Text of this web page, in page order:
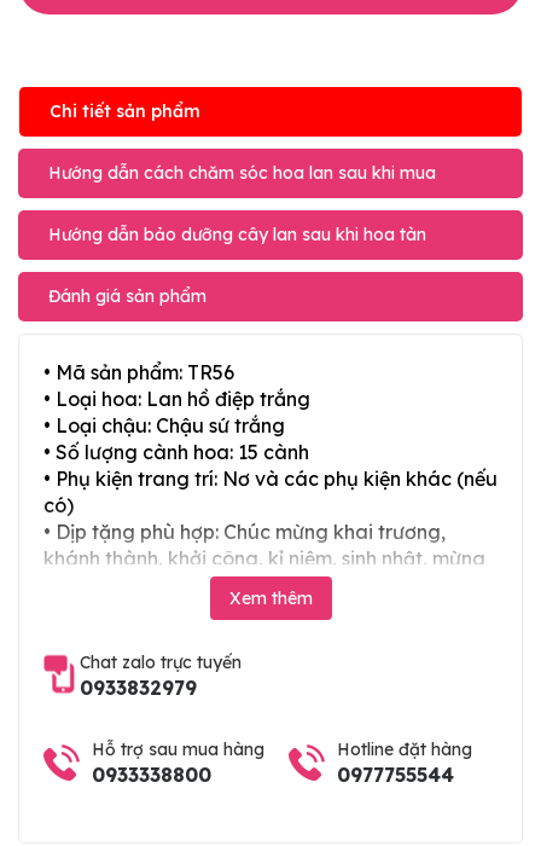
Chi tiết sản phẩm
Hướng dẫn cách chăm sóc hoa lan sau khi mua
Hướng dẫn bảo dưỡng cây lan sau khi hoa tàn
Đánh giá sản phẩm
• Mã sản phẩm: TR56
• Loại hoa: Lan hồ điệp trắng
• Loại chậu: Chậu sứ trắng
• Số lượng cành hoa: 15 cành
• Phụ kiện trang trí: Nơ và các phụ kiện khác (nếu
có)
• Dịp tặng phù hợp: Chúc mừng khai trương,
khánh thành, khởi công, kỉ niệm, sinh nhật, mừng
thọ, mừng cưới, tân gia và các ngày lễ tết trong
Xem thêm
Chat zalo trực tuyến
0933832979
Hỗ trợ sau mua hàng
0933338800
Hotline đặt hàng
0977755544